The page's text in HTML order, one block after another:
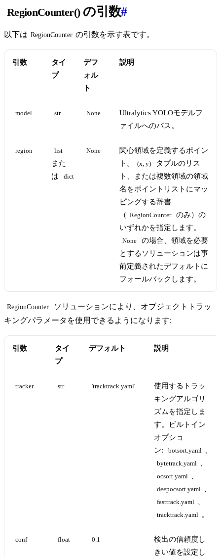
RegionCounter() の引数#
以下は RegionCounter の引数を示す表です。
引数
タイ
プ
デフ
ォル
ト
説明
model str None
Ultralytics YOLOモデルフ
ァイルへのパス。
region list
また
は
dict
None
関心領域を定義するポイン
ト。
(x, y)
タプルのリス
ト、または複数領域の領域
名をポイントリストにマッ
ピングする辞書
（ RegionCounter
のみ）の
いずれかを指定します。
None
の場合、領域を必要
とするソリューションは事
前定義されたデフォルトに
フォールバックします。
RegionCounter
ソリューションにより、オブジェクトトラッ
キングパラメータを使用できるようになります:
引数
タイ
プ
デフォルト 説明
tracker str 'tracktrack.yaml'
使用するトラッ
キングアルゴリ
ズムを指定しま
す。ビルトイン
オプショ
ン:
botsort.yaml
bytetrack.yaml
ocsort.yaml
deepocsort.yaml
fasttrack.yaml
tracktrack.yaml 。
conf float 0.1
検出の信頼度し
きい値を設定し